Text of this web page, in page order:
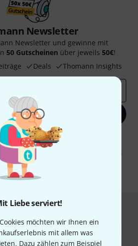
Liebe serviert!
möchten wir Ihnen ein
mit allem was
Dazu zählen zum Beispiel
Newsletter
Newsletter und gewinne mit
50 Gutscheinen über jeweils 50€!
Deals Thomann Insights
Jetzt anmelden
stimmen Sie dem Erhalt von E-Mail-
des E-Mail-Nutzungsverhaltens zu. Die
Weitere Informationen finden Sie in
Datenschutzhinweisen
* Pflichtfeld
bezahlen